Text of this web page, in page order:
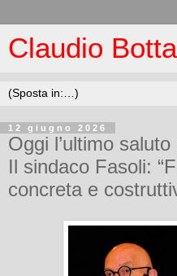
Claudio
12 giugno 2026
Oggi l’ultimo
Il sindaco Fasoli:
concreta e